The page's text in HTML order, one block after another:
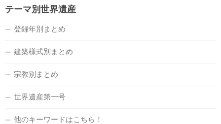
テーマ別世界遺産
登録年別まとめ
建築様式別まとめ
宗教別まとめ
世界遺産第一号
他のキーワードはこちら！